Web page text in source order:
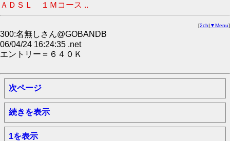
ＡＤＳＬ １Ｍコース ..
[2ch| ▼Menu]
300:名無しさん@GOBANDB
06/04/24 16:24:35 .net
エントリー＝６４０Ｋ
次ページ
続きを表示
1を表示